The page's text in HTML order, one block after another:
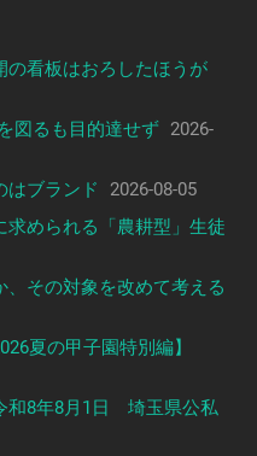
の看板はおろしたほうが
図るも目的達せず 2026-
はブランド
2026-08-05
められる「農耕型」生徒
その対象を改めて考える
夏の甲子園特別編】
和8年8月1日 埼玉県公私